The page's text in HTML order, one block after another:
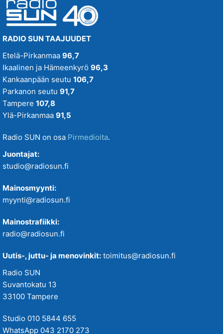
RADIO SUN TAAJUUDET
Etelä-Pirkanmaa 96,7
Ikaalinen ja Hämeenkyrö 96,3
Kankaanpään seutu 106,7
Parkanon seutu 91,7
Tampere 107,8
Ylä-Pirkanmaa 91,5
Radio SUN on osa Pirmedioita.
Juontajat:
studio@radiosun.fi
Mainosmyynti:
myynti@radiosun.fi
Mainostrafiikki:
radio@radiosun.fi
Uutis-, juttu- ja menovinkit: toimitus@radiosun.fi
Radio SUN
Suvantokatu 13
33100 Tampere
Studio 010 5844 655
WhatsApp 043 2170 273